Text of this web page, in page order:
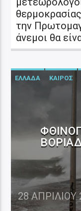
την
άνεμοι θα
ΕΛΛΑΔΑ ΚΑΙΡΟΣ
28 ΑΠΡΙΛΊΟΥ